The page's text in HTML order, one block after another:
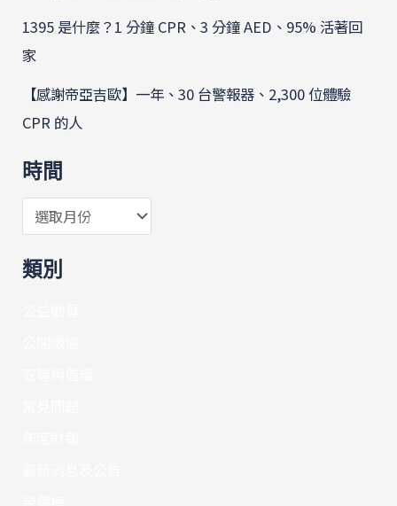
1395 是什麼？1 分鐘 CPR、3 分鐘 AED、95% 活著回
家
【感謝帝亞吉歐】一年、30 台警報器、2,300 位體驗
CPR 的人
時間
類別